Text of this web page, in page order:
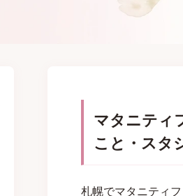
マタニティ
こと・スタ
札幌でマタニティ